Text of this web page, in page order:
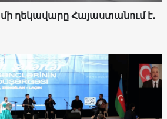
ղեկավարը Հայաստանում է․